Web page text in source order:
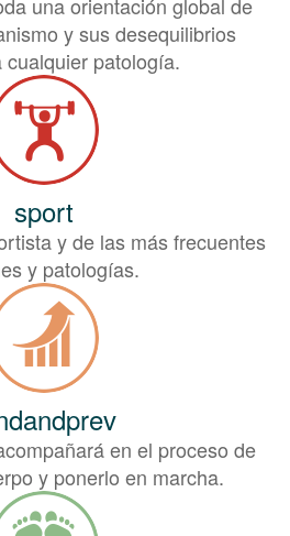
una orientación global de
y sus desequilibrios
cualquier patología.
sport
y de las más frecuentes
y patologías.
en el proceso de
y ponerlo en marcha.